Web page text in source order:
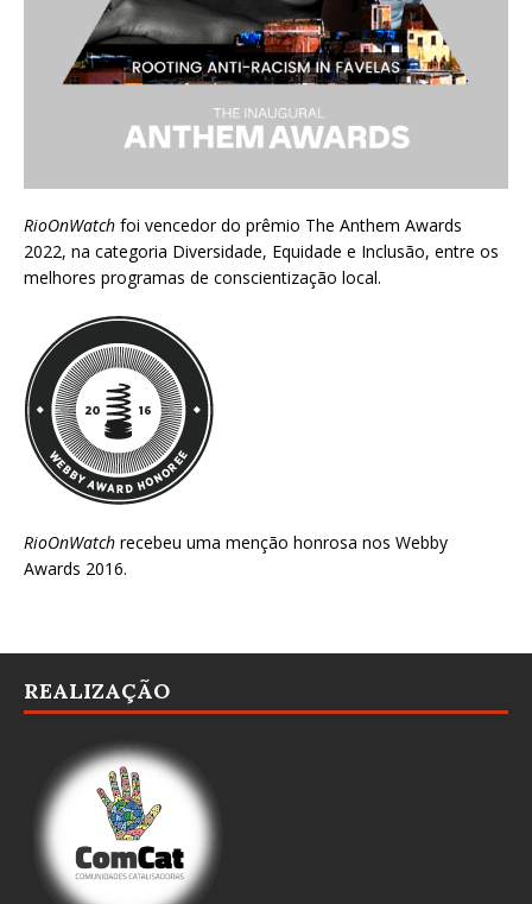
RioOnWatch foi vencedor do prêmio The Anthem Awards
2022, na categoria Diversidade, Equidade e Inclusão, entre os
melhores programas de conscientização local.
RioOnWatch recebeu uma menção honrosa nos Webby
Awards 2016.
REALIZAÇÃO